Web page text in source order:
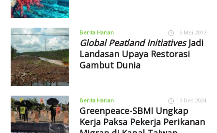
Berita Harian 16 Mei 2017
Global Peatland InitiativesJadi
Landasan Upaya Restorasi
Gambut Dunia
Berita Harian 13 Des 2024
Greenpeace-SBMI Ungkap
Kerja Paksa Pekerja Perikanan